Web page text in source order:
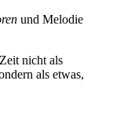
und Melodie
nicht als
als etwas,